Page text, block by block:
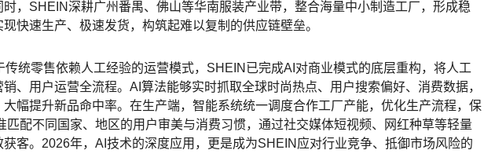
，SHEIN深耕广州番禺、佛山等华南服装产业带，整合海量中小制造工厂，形成稳
快速生产、极速发货，构筑起难以复制的供应链壁垒。
统零售依赖人工经验的运营模式，SHEIN已完成AI对商业模式的底层重构，将人工
、用户运营全流程。AI算法能够实时抓取全球时尚热点、用户搜索偏好、消费数据，
幅提升新品命中率。在生产端，智能系统统一调度合作工厂产能，优化生产流程，保
配不同国家、地区的用户审美与消费习惯，通过社交媒体短视频、网红种草等轻量
客。2026年，AI技术的深度应用，更是成为SHEIN应对行业竞争、抵御市场风险的